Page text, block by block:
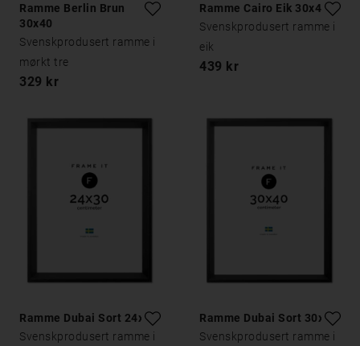
Ramme Berlin Brun
30x40
Svenskprodusert ramme i
mørkt tre
329 kr
Ramme Cairo Eik 30x40
Svenskprodusert ramme i
eik
439 kr
Ramme Dubai Sort 24x30
Svenskprodusert ramme i
Ramme Dubai Sort 30x40
Svenskprodusert ramme i